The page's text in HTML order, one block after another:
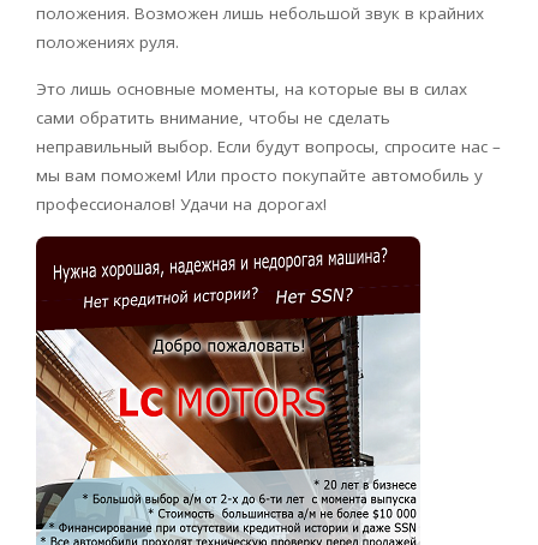
положения. Возможен лишь небольшой звук в крайних
положениях руля.
Это лишь основные моменты, на которые вы в силах
сами обратить внимание, чтобы не сделать
неправильный выбор. Если будут вопросы, спросите нас –
мы вам поможем! Или просто покупайте автомобиль у
профессионалов! Удачи на дорогах!